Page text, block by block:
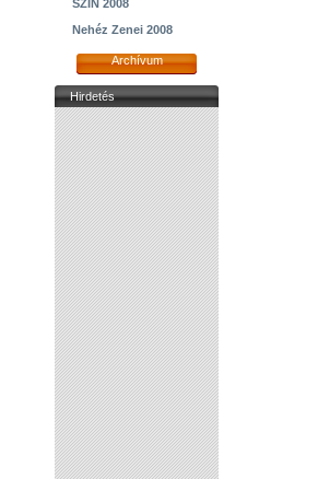
SZIN 2008
Nehéz Zenei 2008
Archívum
Hirdetés